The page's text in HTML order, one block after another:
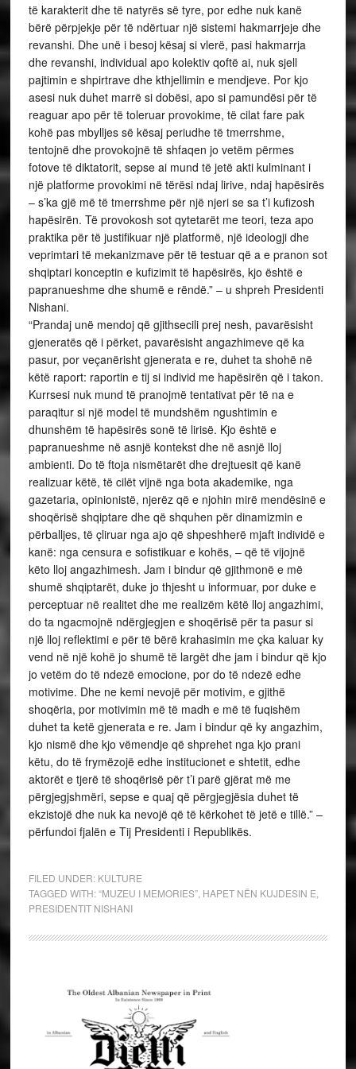
të karakterit dhe të natyrës së tyre, por edhe nuk kanë
bërë përpjekje për të ndërtuar një sistemi hakmarrjeje dhe
revanshi. Dhe unë i besoj kësaj si vlerë, pasi hakmarrja
dhe revanshi, individual apo kolektiv qoftë ai, nuk sjell
pajtimin e shpirtrave dhe kthjellimin e mendjeve. Por kjo
asesi nuk duhet marrë si dobësi, apo si pamundësi për të
reaguar apo për të toleruar provokime, të cilat fare pak
kohë pas mbylljes së kësaj periudhe të tmerrshme,
tentojnë dhe provokojnë të shfaqen jo vetëm përmes
fotove të diktatorit, sepse ai mund të jetë akti kulminant i
një platforme provokimi në tërësi ndaj lirive, ndaj hapësirës
– s’ka gjë më të tmerrshme për një njeri se sa t’i kufizosh
hapësirën. Të provokosh sot qytetarët me teori, teza apo
praktika për të justifikuar një platformë, një ideologji dhe
veprimtari të mekanizmave për të testuar që a e pranon sot
shqiptari konceptin e kufizimit të hapësirës, kjo është e
papranueshme dhe shumë e rëndë.” – u shpreh Presidenti
Nishani.
“Prandaj unë mendoj që gjithsecili prej nesh, pavarësisht
gjeneratës që i përket, pavarësisht angazhimeve që ka
pasur, por veçanërisht gjenerata e re, duhet ta shohë në
këtë raport: raportin e tij si individ me hapësirën që i takon.
Kurrsesi nuk mund të pranojmë tentativat për të na e
paraqitur si një model të mundshëm ngushtimin e
dhunshëm të hapësirës sonë të lirisë. Kjo është e
papranueshme në asnjë kontekst dhe në asnjë lloj
ambienti. Do të ftoja nismëtarët dhe drejtuesit që kanë
realizuar këtë, të cilët vijnë nga bota akademike, nga
gazetaria, opinionistë, njerëz që e njohin mirë mendësinë e
shoqërisë shqiptare dhe që shquhen për dinamizmin e
përballjes, të çliruar nga ajo që shpeshherë mjaft individë e
kanë: nga censura e sofistikuar e kohës, – që të vijojnë
këto lloj angazhimesh. Jam i bindur që gjithmonë e më
shumë shqiptarët, duke jo thjesht u informuar, por duke e
perceptuar në realitet dhe me realizëm këtë lloj angazhimi,
do ta ngacmojnë ndërgjegjen e shoqërisë për ta pasur si
një lloj reflektimi e për të bërë krahasimin me çka kaluar ky
vend në një kohë jo shumë të largët dhe jam i bindur që kjo
jo vetëm do të ndezë emocione, por do të ndezë edhe
motivime. Dhe ne kemi nevojë për motivim, e gjithë
shoqëria, por motivimin më të madh e më të fuqishëm
duhet ta ketë gjenerata e re. Jam i bindur që ky angazhim,
kjo nismë dhe kjo vëmendje që shprehet nga kjo prani
këtu, do të frymëzojë edhe institucionet e shtetit, edhe
aktorët e tjerë të shoqërisë për t’i parë gjërat më me
përgjegjshmëri, sepse e quaj që përgjegjësia duhet të
ekzistojë dhe nuk ka nevojë që të kërkohet të jetë e tillë.” –
përfundoi fjalën e Tij Presidenti i Republikës.
FILED UNDER: KULTURE
TAGGED WITH:“MUZEU I MEMORIES”, HAPET NËN KUJDESIN E
PRESIDENTIT NISHANI